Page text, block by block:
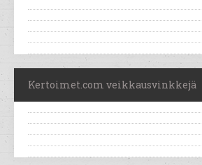
Kertoimet.com veikkausvinkkejä